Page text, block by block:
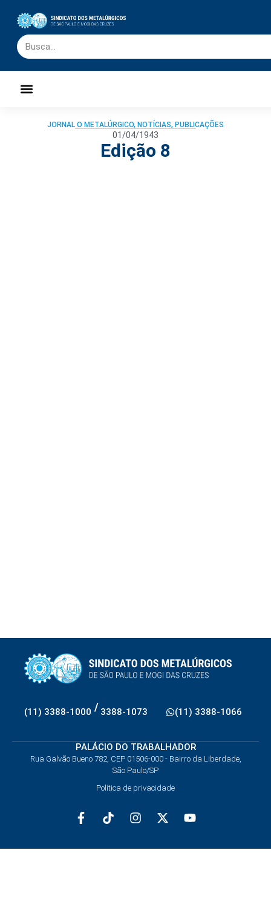
JORNAL O METALÚRGICO, NOTÍCIAS, PUBLICAÇÕES
01/04/1943
Edição 8
(11) 3388-1000 / 3388-1073 (11) 3388-1066
PALÁCIO DO TRABALHADOR
Rua Galvão Bueno 782, CEP 01506-000 - Bairro da Liberdade,
São Paulo/SP
Política de privacidade